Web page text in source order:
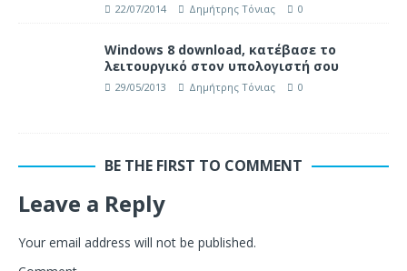
22/07/2014 Δημήτρης Τόνιας 0
Windows 8 download, κατέβασε το
λειτουργικό στον υπολογιστή σου
29/05/2013 Δημήτρης Τόνιας 0
BE THE FIRST TO COMMENT
Leave a Reply
Your email address will not be published.